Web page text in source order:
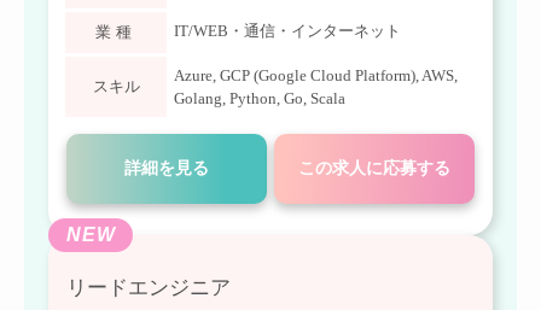
業種 IT/WEB・通信・インターネット
スキル
Azure, GCP (Google Cloud Platform),AWS,
Golang, Python, Go, Scala
詳細を見る この求人に応募する
NEW
リードエンジニア